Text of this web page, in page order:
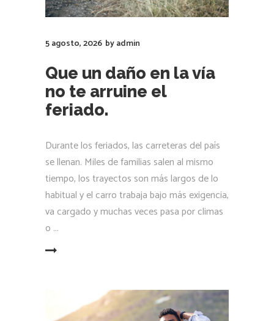
5 agosto, 2026 byadmin
Que un daño en la vía
no te arruine el
feriado.
Durante los feriados, las carreteras del país
se llenan. Miles de familias salen al mismo
tiempo, los trayectos son más largos de lo
habitual y el carro trabaja bajo más exigencia,
va cargado y muchas veces pasa por climas
o